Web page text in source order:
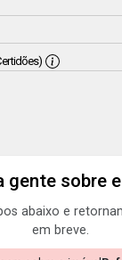
gente sobre
abaixo e
em breve.